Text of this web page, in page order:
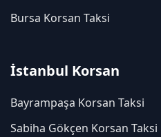
Bursa Korsan Taksi
İstanbul Korsan
Bayrampaşa Korsan Taksi
Sabiha Gökçen Korsan Taksi